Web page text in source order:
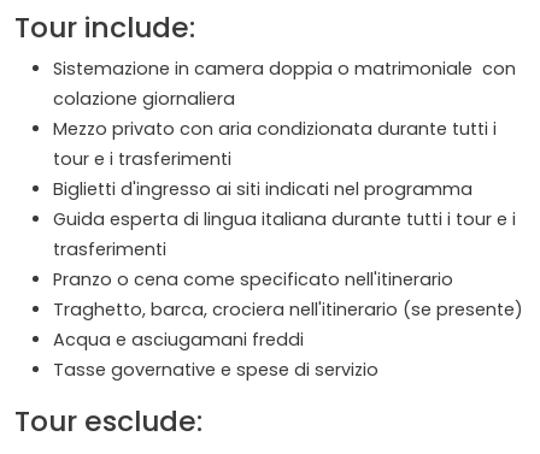
Tour include:
Sistemazione in camera doppia o matrimoniale con
colazione giornaliera
Mezzo privato con aria condizionata durante tutti i
tour e i trasferimenti
Biglietti d'ingresso ai siti indicati nel programma
Guida esperta di lingua italiana durante tutti i tour e i
trasferimenti
Pranzo o cena come specificato nell'itinerario
Traghetto, barca, crociera nell'itinerario (se presente)
Acqua e asciugamani freddi
Tasse governative e spese di servizio
Tour esclude: